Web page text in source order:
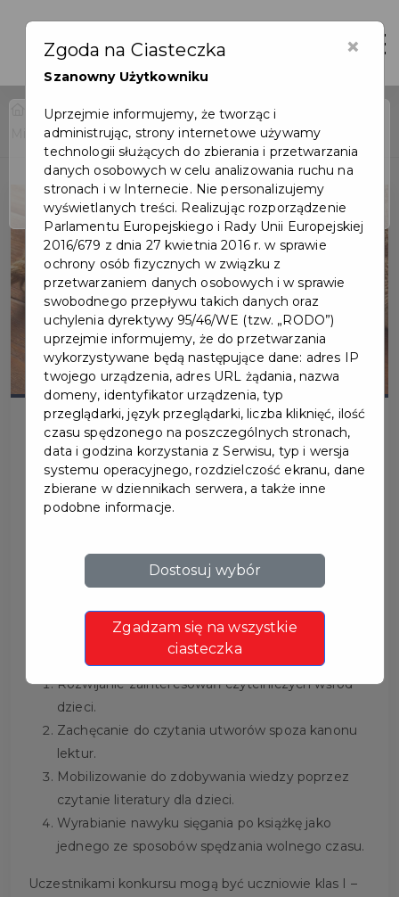
Home
Wydarzenia
Międzyszkolny Konkurs Czytelniczy „Mali Tropiciele”
Wydarzenie już się
zakończyło
MIĘDZYSZKOLNY
KONKURS CZYTELNICZY
„MALI TROPICIELE”
Cele konkursu:
Rozwijanie zainteresowań czytelniczych wśród
dzieci.
Zachęcanie do czytania utworów spoza kanonu
lektur.
Mobilizowanie do zdobywania wiedzy poprzez
czytanie literatury dla dzieci.
Wyrabianie nawyku sięgania po książkę jako
jednego ze sposobów spędzania wolnego czasu.
Uczestnikami konkursu mogą być uczniowie klas I –
×
Zgoda na Ciasteczka
Szanowny Użytkowniku
Uprzejmie informujemy, że tworząc i
administrując, strony internetowe używamy
technologii służących do zbierania i przetwarzania
danych osobowych w celu analizowania ruchu na
stronach i w Internecie. Nie personalizujemy
wyświetlanych treści. Realizując rozporządzenie
Parlamentu Europejskiego i Rady Unii Europejskiej
2016/679 z dnia 27 kwietnia 2016 r. w sprawie
ochrony osób fizycznych w związku z
przetwarzaniem danych osobowych i w sprawie
swobodnego przepływu takich danych oraz
uchylenia dyrektywy 95/46/WE (tzw. „RODO”)
uprzejmie informujemy, że do przetwarzania
wykorzystywane będą następujące dane: adres IP
twojego urządzenia, adres URL żądania, nazwa
domeny, identyfikator urządzenia, typ
przeglądarki, język przeglądarki, liczba kliknięć, ilość
czasu spędzonego na poszczególnych stronach,
data i godzina korzystania z Serwisu, typ i wersja
systemu operacyjnego, rozdzielczość ekranu, dane
zbierane w dziennikach serwera, a także inne
podobne informacje.
Dostosuj wybór
Zgadzam się na wszystkie
ciasteczka